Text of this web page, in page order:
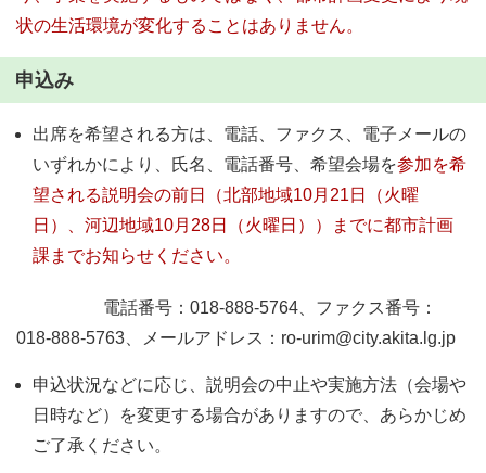
状の生活環境が変化することはありません。
申込み
出席を希望される方は、電話、ファクス、電子メールの
いずれかにより、氏名、電話番号、希望会場を参加を希
望される説明会の前日（北部地域10月21日（火曜
日）、河辺地域10月28日（火曜日））までに都市計画
課までお知らせください。
電話番号：018-888-5764、ファクス番号：
018-888-5763、メールアドレス：ro-urim@city.akita.lg.jp
申込状況などに応じ、説明会の中止や実施方法（会場や
日時など）を変更する場合がありますので、あらかじめ
ご了承ください。